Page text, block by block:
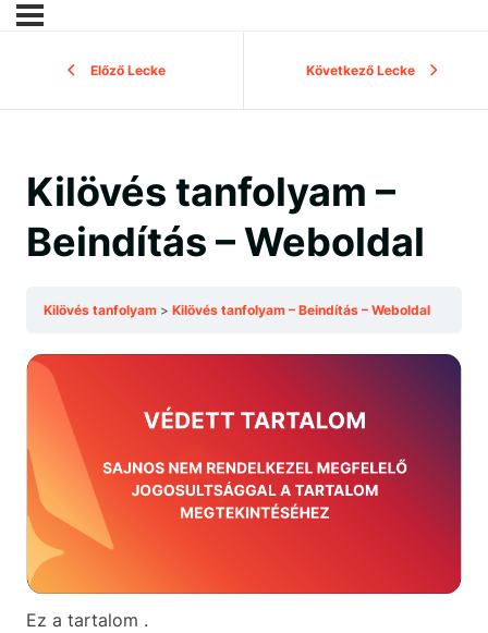
Előző Lecke Következő Lecke
Kilövés tanfolyam –
Beindítás – Weboldal
Kilövés tanfolyam Kilövés tanfolyam – Beindítás – Weboldal
Ez a tartalom .